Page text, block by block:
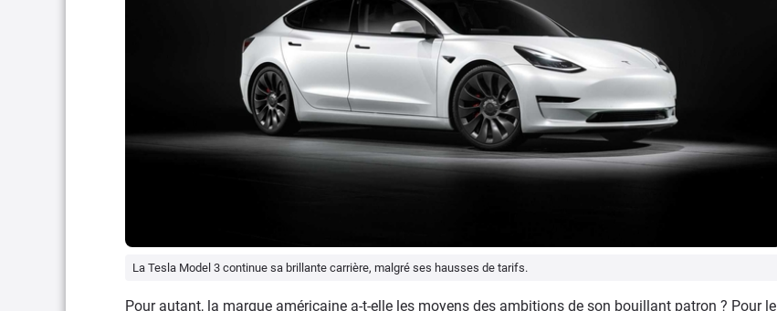
La Tesla Model 3 continue sa brillante carrière, malgré ses hausses de tarifs.
Pour autant, la marque américaine a-t-elle les moyens des ambitions de son bouillant patron ? Pour le